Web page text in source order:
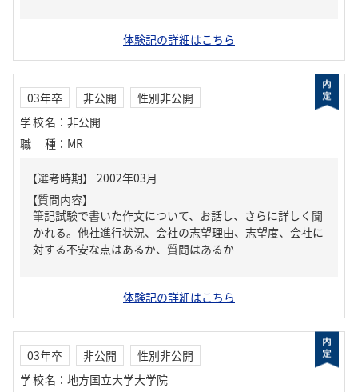
体験記の詳細はこちら
03年卒 非公開
性別非公開
学校名 ： 非公開
職種 ： MR
【質問内容】
筆記試験で書いた作文について、お話し、さらに詳しく聞
かれる。他社進行状況、会社の志望理由、志望度、会社に
対する不安な点はあるか、質問はあるか
体験記の詳細はこちら
03年卒 非公開
性別非公開
学校名 ： 地方国立大学大学院